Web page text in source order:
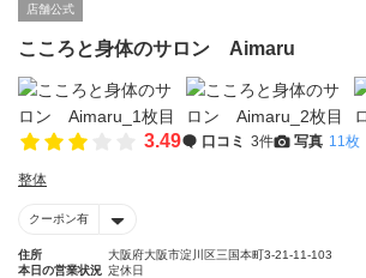
店舗公式
こころと身体のサロン Aimaru
3.49 口コミ 3件 写真 11枚
整体
クーポン有
住所
大阪府大阪市淀川区三国本町3-21-11-103
本日の営業状況 定休日